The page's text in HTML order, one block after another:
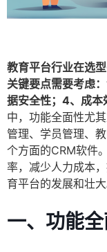
教育平台行业在选
关键要点需要考虑
据安全性；4、成本
中，功能全面性尤
管理、学员管理、
个方面的CRM软件
率，减少人力成本
育平台的发展和壮大
一、功能